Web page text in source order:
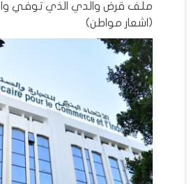
ملف قرض والدي الذي توفي
(اشعار مواطن)